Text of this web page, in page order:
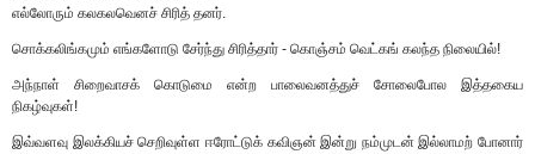
எல்லோரும் கலகலவெனச் சிரித் தனர்.
சொக்கலிங்கமும் எங்களோடு சேர்ந்து சிரித்தார் - கொஞ்சம் வெட்கங் கலந்த நிலையில்!
அந்நாள் சிறைவாசக் கொடுமை என்ற பாலைவனத்துச் சோலைபோல இத்தகைய
நிகழ்வுகள்!
இவ்வளவு இலக்கியச் செறிவுள்ள ஈரோட்டுக் கவிஞன் இன்று நம்முடன் இல்லாமற் போனார்